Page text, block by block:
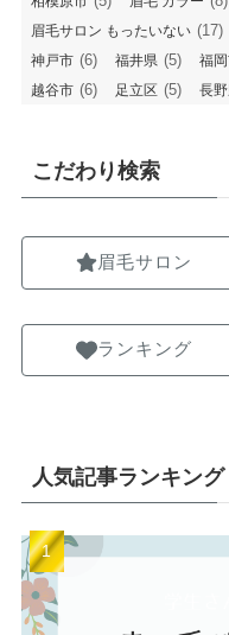
眉毛サロン もったいない (17)
神戸市 (6) 福井県 (5) 福
越谷市 (6) 足立区 (5) 長
こだわり検索
眉毛サロン
ランキング
人気記事ランキング